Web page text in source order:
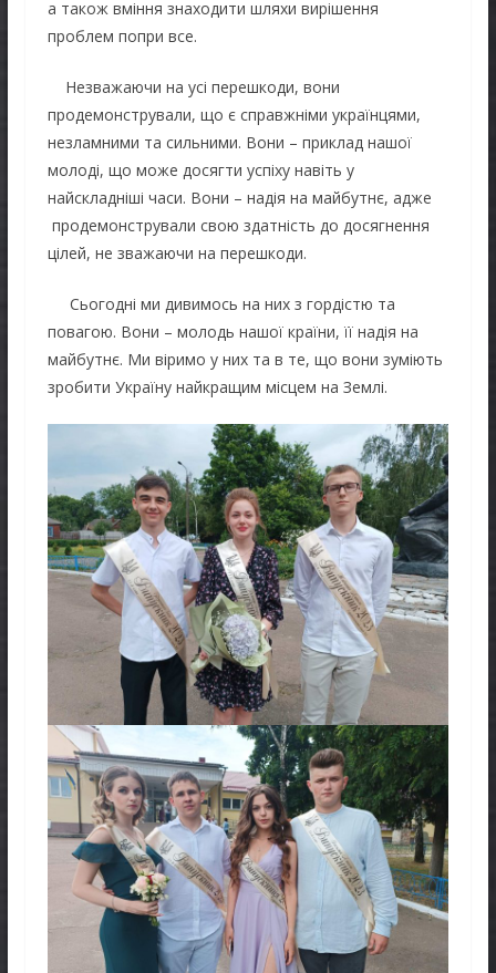
а також вміння знаходити шляхи вирішення
проблем попри все.
Незважаючи на усі перешкоди, вони
продемонстрували, що є справжніми українцями,
незламними та сильними. Вони – приклад нашої
молоді, що може досягти успіху навіть у
найскладніші часи. Вони – надія на майбутнє, адже
продемонстрували свою здатність до досягнення
цілей, не зважаючи на перешкоди.
Сьогодні ми дивимось на них з гордістю та
повагою. Вони – молодь нашої країни, її надія на
майбутнє. Ми віримо у них та в те, що вони зуміють
зробити Україну найкращим місцем на Землі.